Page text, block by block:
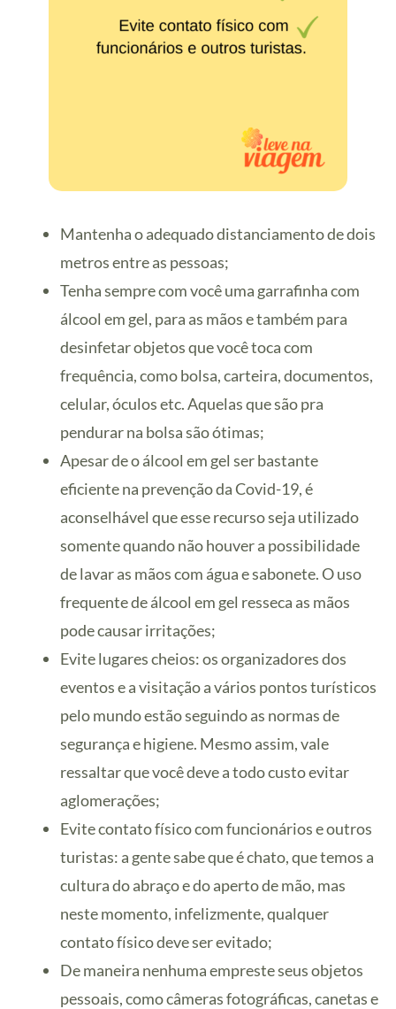
Mantenha o adequado distanciamento de dois
metros entre as pessoas;
Tenha sempre com você uma garrafinha com
álcool em gel, para as mãos e também para
desinfetar objetos que você toca com
frequência, como bolsa, carteira, documentos,
celular, óculos etc. Aquelas que são pra
pendurar na bolsa são ótimas;
Apesar de o álcool em gel ser bastante
eficiente na prevenção da Covid-19, é
aconselhável que esse recurso seja utilizado
somente quando não houver a possibilidade
de lavar as mãos com água e sabonete. O uso
frequente de álcool em gel resseca as mãos
pode causar irritações;
Evite lugares cheios: os organizadores dos
eventos e a visitação a vários pontos turísticos
pelo mundo estão seguindo as normas de
segurança e higiene. Mesmo assim, vale
ressaltar que você deve a todo custo evitar
aglomerações;
Evite contato físico com funcionários e outros
turistas: a gente sabe que é chato, que temos a
cultura do abraço e do aperto de mão, mas
neste momento, infelizmente, qualquer
contato físico deve ser evitado;
De maneira nenhuma empreste seus objetos
pessoais, como câmeras fotográficas, canetas e